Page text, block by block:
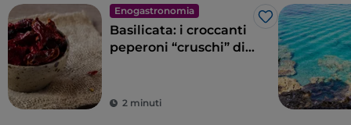
Enogastronomia
Like
Basilicata: i croccanti
peperoni “cruschi” di
2 minuti